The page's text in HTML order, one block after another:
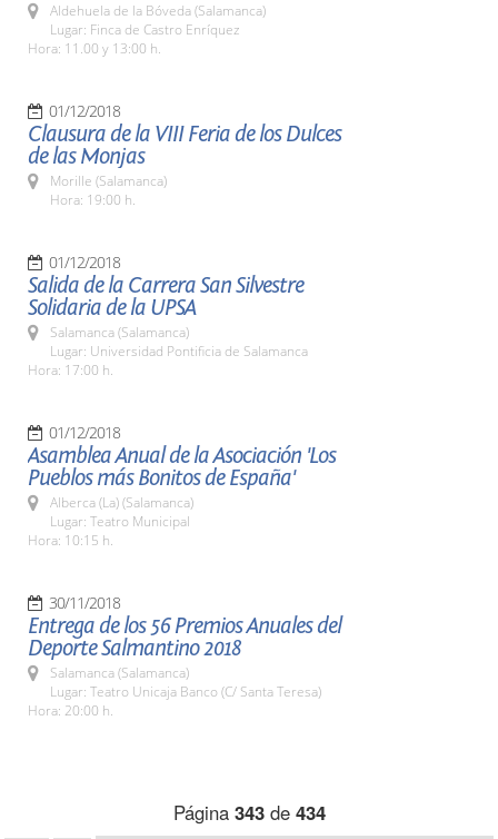
Aldehuela de la Bóveda (Salamanca)
Lugar: Finca de Castro Enríquez
Hora: 11.00 y 13:00 h.
01/12/2018
Clausura de la VIII Feria de los Dulces
de las Monjas
Morille (Salamanca)
Hora: 19:00 h.
01/12/2018
Salida de la Carrera San Silvestre
Solidaria de la UPSA
Salamanca (Salamanca)
Lugar: Universidad Pontificia de Salamanca
Hora: 17:00 h.
01/12/2018
Asamblea Anual de la Asociación 'Los
Pueblos más Bonitos de España'
Alberca (La) (Salamanca)
Lugar: Teatro Municipal
Hora: 10:15 h.
30/11/2018
Entrega de los 56 Premios Anuales del
Deporte Salmantino 2018
Salamanca (Salamanca)
Lugar: Teatro Unicaja Banco (C/ Santa Teresa)
Hora: 20:00 h.
Página 343de 434